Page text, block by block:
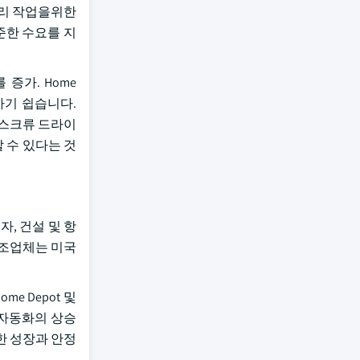
작업을위한
한 수요를 지
증가. Home
기 쉽습니다.
크류 드라이
수 있다는 것
, 건설 및 항
업체는 미국
Depot 및
동화의 상승
성장과 안정